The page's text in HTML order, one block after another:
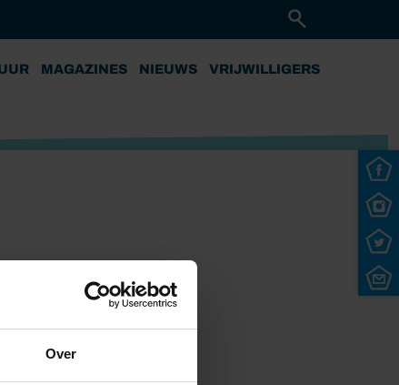
Over
MAGAZINES NIEUWS VRIJWILLIGERS